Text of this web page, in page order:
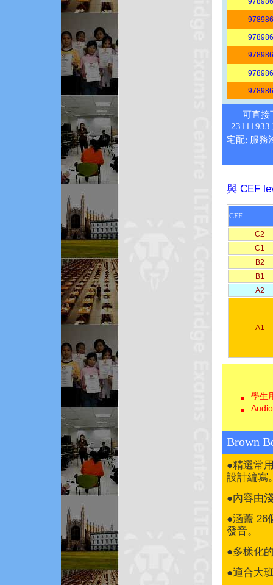
可直接
宅配; 服務
與 CEF
CEF
C2
C1
B2
B1
A2
A1
學生
Brown
●精選常
設計編寫
●內容由
●涵蓋 26
發音。
●多樣化
●適合大